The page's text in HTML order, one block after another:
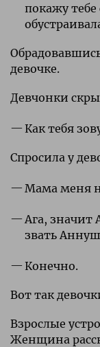
покажу
девочке.
Девчонки
Как тебя
Спросила у
Мама меня
Ага, значит
звать
Конечно.
Вот так
Взрослые
Женщина